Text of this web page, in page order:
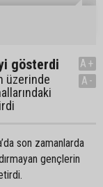
gösterdi
üzerinde
A+
A-
son zamanlarda
gençlerin